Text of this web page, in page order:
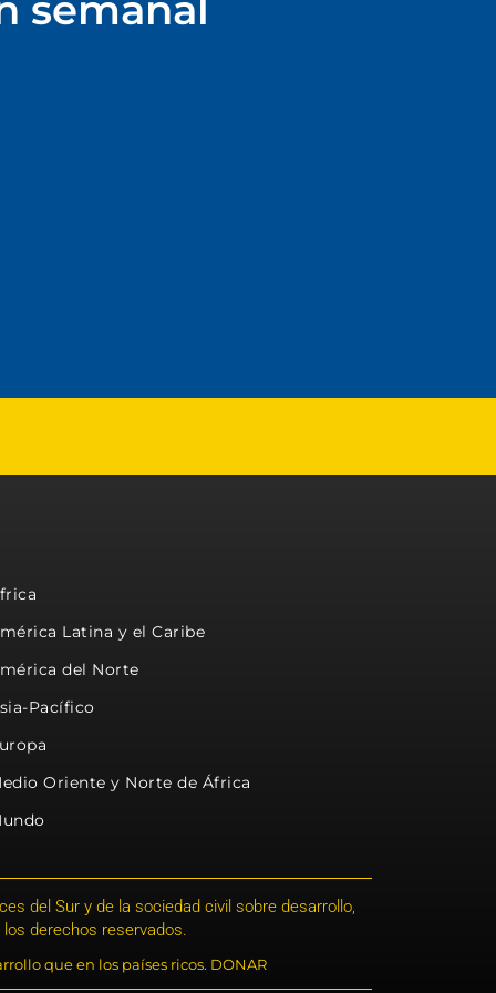
Latina y el Caribe
del Norte
Pacífico
Oriente y Norte de África
del Sur y de la sociedad civil sobre desarrollo,
derechos reservados.
que en los países ricos. DONAR